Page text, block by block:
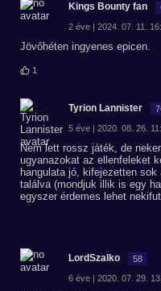
Kings Bounty fan
2 éve | 2024. 07. 11.
Jövőhéten ingyenes epicen.
1
Tyrion Lannister
5 éve | 2020. 08. 26.
Nem lett rossz játék, de
ugyanazokat az ellenfeleket
hangulata jó, kifejezetten
találva (mondjuk illik is egy
egyszer érdemes lehet
LordSzalko 58
6 éve | 2020. 07. 29.